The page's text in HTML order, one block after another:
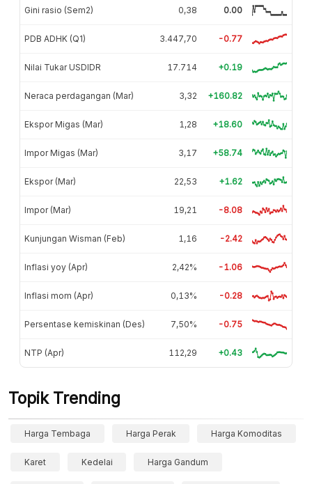
Gini rasio (Sem2) 0,38 0.00
PDB ADHK (Q1) 3.447,70 -0.77
Nilai Tukar USDIDR 17.714 +0.19
Neraca perdagangan (Mar) 3,32 +160.82
Ekspor Migas (Mar) 1,28 +18.60
Impor Migas (Mar) 3,17 +58.74
Ekspor (Mar) 22,53 +1.62
Impor (Mar) 19,21 -8.08
Kunjungan Wisman (Feb) 1,16 -2.42
Inflasi yoy (Apr) 2,42% -1.06
Inflasi mom (Apr) 0,13% -0.28
Persentase kemiskinan (Des) 7,50% -0.75
NTP (Apr) 112,29 +0.43
Topik Trending
Harga Tembaga Harga Perak Harga Komoditas
Karet Kedelai Harga Gandum